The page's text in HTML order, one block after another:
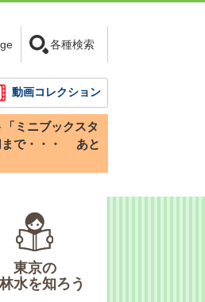
各種検索
動画コレクション
ミニブックスタ
で・・・
あと
東京の
水を知ろう